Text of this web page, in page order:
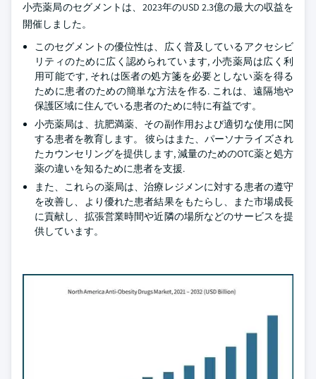
小売薬局のセグメントは、2023年のUSD 2.3億の最大の収益を
開催しました。
このセグメントの優位性は、広く普及しているアクセシビ
リティのために広く認められています, 小売薬局は広く利
用可能です, それは医者の処方箋を必要としない薬を得る
ために患者のための簡単な方法を作る. これは、遠隔地や
保護区域に住んでいる患者のために特に有益です。
小売薬局は、抗肥満薬、その副作用および適切な使用に関
する患者を教育します。 彼らはまた、パーソナライズされ
たカウンセリングを提供します, 減量のためのOTC薬と処方
薬の違いを知るために患者を支援.
また、これらの薬局は、治療レジメンに対する患者の遵守
を改善し、より優れた患者結果をもたらし、また市場成長
に貢献し、拡張営業時間や近隣の場所などのサービスを提
供しています。